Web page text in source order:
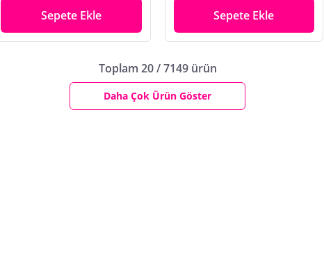
Sepete Ekle Sepete Ekle
Toplam 20 / 7149 ürün
Daha Çok Ürün Göster